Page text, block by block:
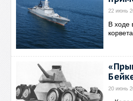
22 июнь
В ходе
20 июнь